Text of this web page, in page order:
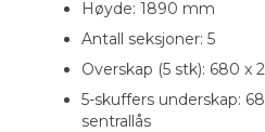
Høyde: 1890 mm
Antall seksjoner: 5
Overskap (5 stk): 680
5-skuffers underskap:
sentrallås